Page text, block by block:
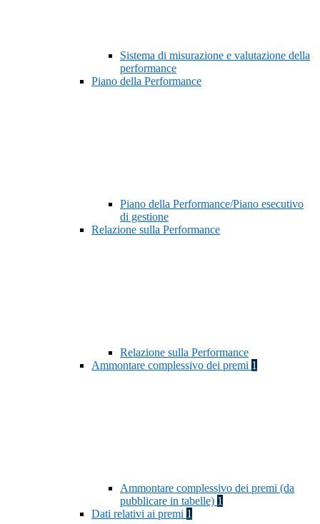
Sistema di misurazione e valutazione della
performance
Piano della Performance
Piano della Performance/Piano esecutivo
di gestione
Relazione sulla Performance
Relazione sulla Performance
Ammontare complessivo dei premi 1
Ammontare complessivo dei premi (da
pubblicare in tabelle) 1
Dati relativi ai premi 1